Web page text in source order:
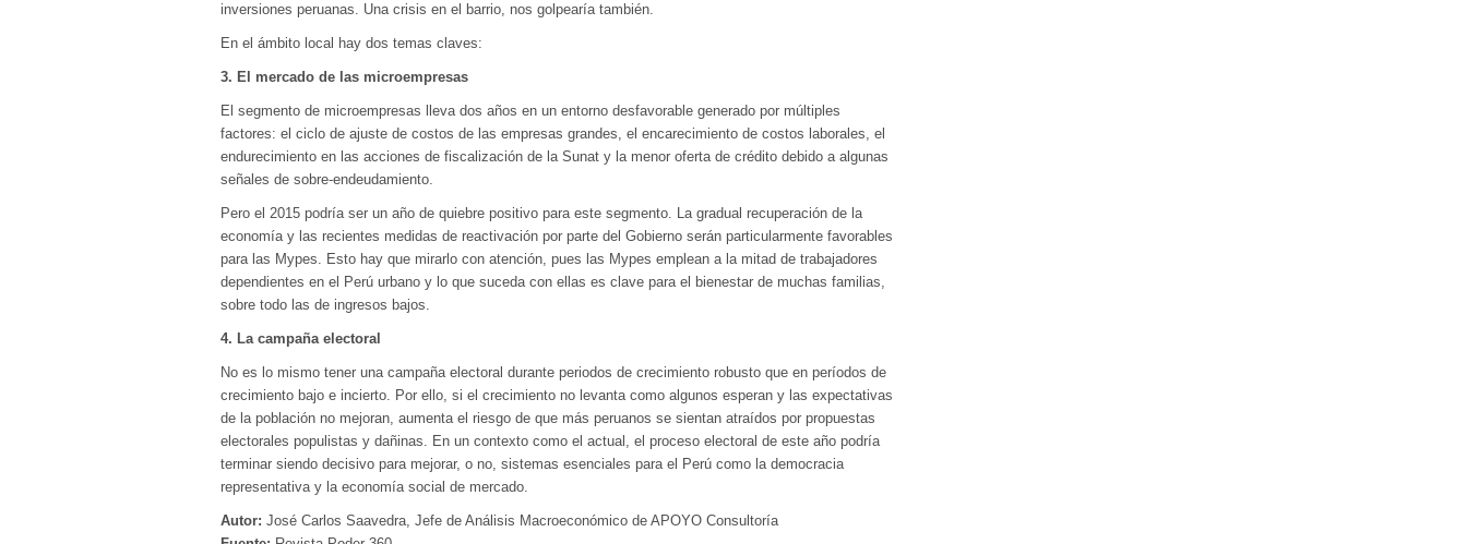
inversiones peruanas. Una crisis en el barrio, nos golpearía también.
En el ámbito local hay dos temas claves:
3. El mercado de las microempresas
El segmento de microempresas lleva dos años en un entorno desfavorable generado por múltiples
factores: el ciclo de ajuste de costos de las empresas grandes, el encarecimiento de costos laborales, el
endurecimiento en las acciones de fiscalización de la Sunat y la menor oferta de crédito debido a algunas
señales de sobre-endeudamiento.
Pero el 2015 podría ser un año de quiebre positivo para este segmento. La gradual recuperación de la
economía y las recientes medidas de reactivación por parte del Gobierno serán particularmente favorables
para las Mypes. Esto hay que mirarlo con atención, pues las Mypes emplean a la mitad de trabajadores
dependientes en el Perú urbano y lo que suceda con ellas es clave para el bienestar de muchas familias,
sobre todo las de ingresos bajos.
4. La campaña electoral
No es lo mismo tener una campaña electoral durante periodos de crecimiento robusto que en períodos de
crecimiento bajo e incierto. Por ello, si el crecimiento no levanta como algunos esperan y las expectativas
de la población no mejoran, aumenta el riesgo de que más peruanos se sientan atraídos por propuestas
electorales populistas y dañinas. En un contexto como el actual, el proceso electoral de este año podría
terminar siendo decisivo para mejorar, o no, sistemas esenciales para el Perú como la democracia
representativa y la economía social de mercado.
Autor: José Carlos Saavedra, Jefe de Análisis Macroeconómico de APOYO Consultoría